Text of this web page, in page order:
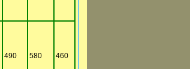
490 580 460